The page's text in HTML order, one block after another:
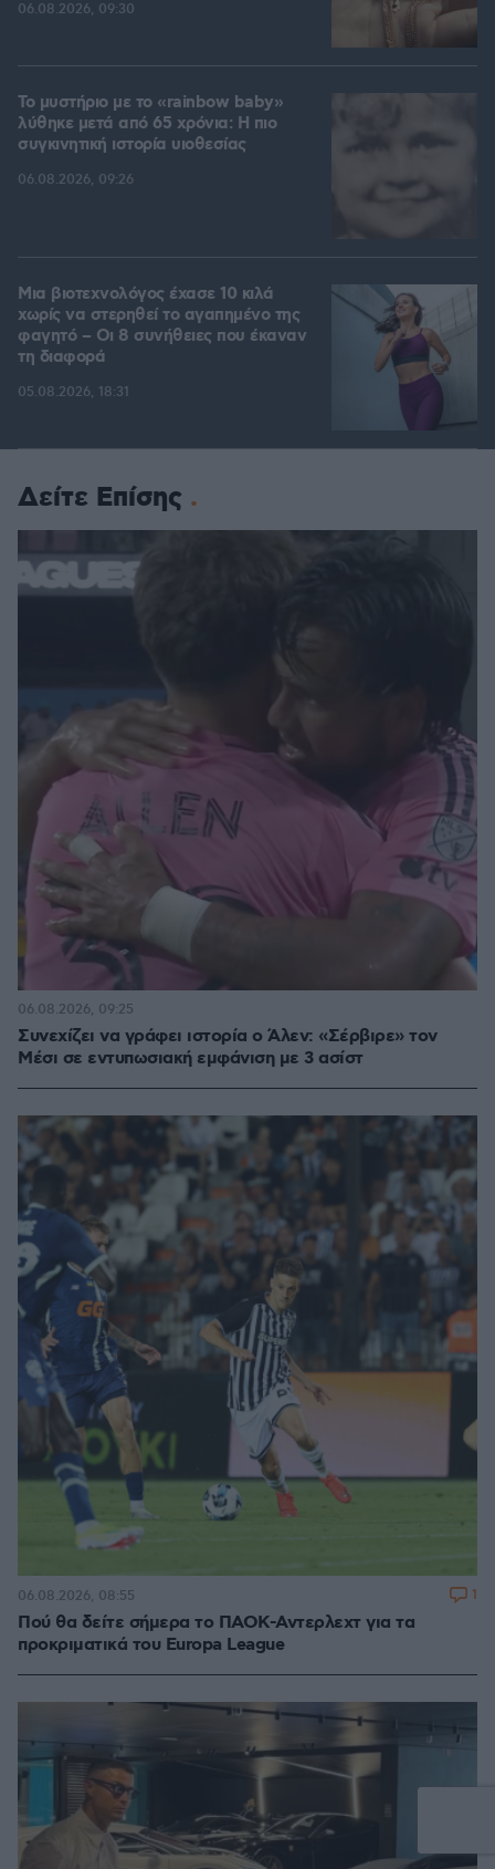
06.08.2026, 09:30
Το μυστήριο με το «rainbow baby»
λύθηκε μετά από 65 χρόνια: Η πιο
συγκινητική ιστορία υιοθεσίας
06.08.2026, 09:26
Μια βιοτεχνολόγος έχασε 10 κιλά
χωρίς να στερηθεί το αγαπημένο της
φαγητό – Οι 8 συνήθειες που έκαναν
τη διαφορά
05.08.2026, 18:31
Δείτε Επίσης
Συνεχίζει να γράφει ιστορία ο Άλεν: «Σέρβιρε» τον
Μέσι σε εντυπωσιακή εμφάνιση με 3 ασίστ
06.08.2026, 09:25
Πού θα δείτε σήμερα το ΠΑΟΚ-Αντερλεχτ για τα
προκριματικά του Europa League
06.08.2026, 08:55 1